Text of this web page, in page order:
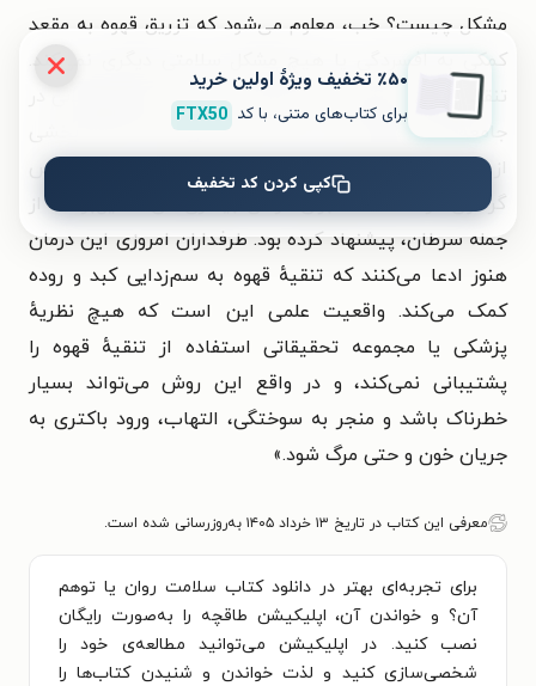
مشکل چیست؟ خب، معلوم می‌شود که تزریق قهوه به مقعد
کمکی به افسردگی یا هیچ مشکل سلامتی دیگری نمی‌کند.
تنقیهٔ قهوه، به‌رغم فقدان شواهد معتبر، سابقه‌ای طولانی در
جامعهٔ طب جایگزین دارد. این روش اولین‌بار به‌عنوان بخشی
از "درمان گِرسون" معرفی شد که پزشکی به نام ماکس
گرسون در دههٔ ۱۹۳۰ برای درمان بیماری‌های تحلیل‌برنده، از
جمله سرطان، پیشنهاد کرده بود. طرفداران امروزی این درمان
هنوز ادعا می‌کنند که تنقیهٔ قهوه به سم‌زدایی کبد و روده
کمک می‌کند. واقعیت علمی این است که هیچ نظریهٔ
پزشکی یا مجموعه تحقیقاتی استفاده از تنقیهٔ قهوه را
پشتیبانی نمی‌کند، و در واقع این روش می‌تواند بسیار
خطرناک باشد و منجر به سوختگی، التهاب، ورود باکتری به
جریان خون و حتی مرگ شود.»
معرفی این کتاب در تاریخ ۱۳ خرداد ۱۴۰۵ به‌روزرسانی شده است.
برای تجربه‌ای بهتر در دانلود کتاب سلامت روان یا توهم
آن؟ و خواندن آن، اپلیکیشن طاقچه را به‌صورت رایگان
نصب کنید. در اپلیکیشن می‌توانید مطالعه‌ی خود را
شخصی‌سازی کنید و لذت خواندن و شنیدن کتاب‌ها را
٪۵۰ تخفیف ویژۀ اولین خرید
برای کتاب‌های متنی، با کد FTX50
کپی کردن کد تخفیف